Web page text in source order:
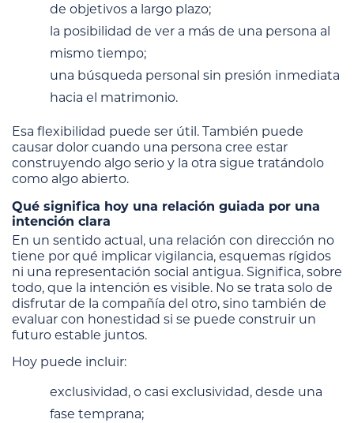
de objetivos a largo plazo;
la posibilidad de ver a más de una persona al
mismo tiempo;
una búsqueda personal sin presión inmediata
hacia el matrimonio.
Esa flexibilidad puede ser útil. También puede
causar dolor cuando una persona cree estar
construyendo algo serio y la otra sigue tratándolo
como algo abierto.
Qué significa hoy una relación guiada por una
intención clara
En un sentido actual, una relación con dirección no
tiene por qué implicar vigilancia, esquemas rígidos
ni una representación social antigua. Significa, sobre
todo, que la intención es visible. No se trata solo de
disfrutar de la compañía del otro, sino también de
evaluar con honestidad si se puede construir un
futuro estable juntos.
Hoy puede incluir:
exclusividad, o casi exclusividad, desde una
fase temprana;